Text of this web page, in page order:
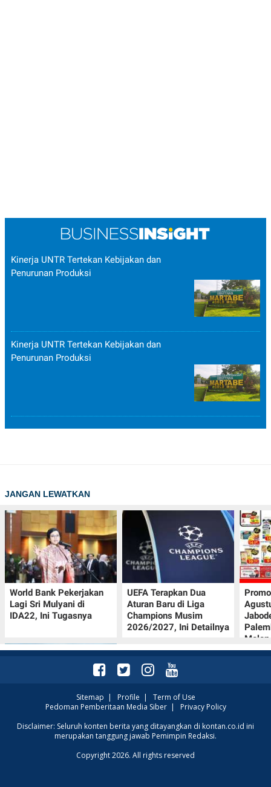
Kinerja UNTR Tertekan Kebijakan dan
Penurunan Produksi
Kinerja UNTR Tertekan Kebijakan dan
Penurunan Produksi
JANGAN LEWATKAN
World Bank Pekerjakan
Lagi Sri Mulyani di
IDA22, Ini Tugasnya
UEFA Terapkan Dua
Aturan Baru di Liga
Champions Musim
2026/2027, Ini Detailnya
Intip Prakiraan Cuaca
Sumsel Kamis (6/8):
Mendominasi, Siapkan
Sitemap | Profile | Term of Use
Pedoman Pemberitaan Media Siber| Privacy Policy
Disclaimer: Seluruh konten berita yang ditayangkan di kontan.co.id ini
merupakan tanggung jawab Pemimpin Redaksi.
Copyright 2026. All rights reserved